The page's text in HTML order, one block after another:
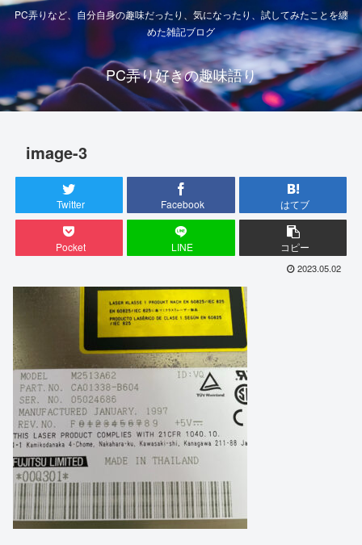
PC弄りなど、自分自身の趣味だったり、気になったり、試してみたことを纏
めた雑記ブログ
PC弄り好きの趣味語り
image-3
Twitter Facebook はてブ
Pocket LINE コピー
2023.05.02